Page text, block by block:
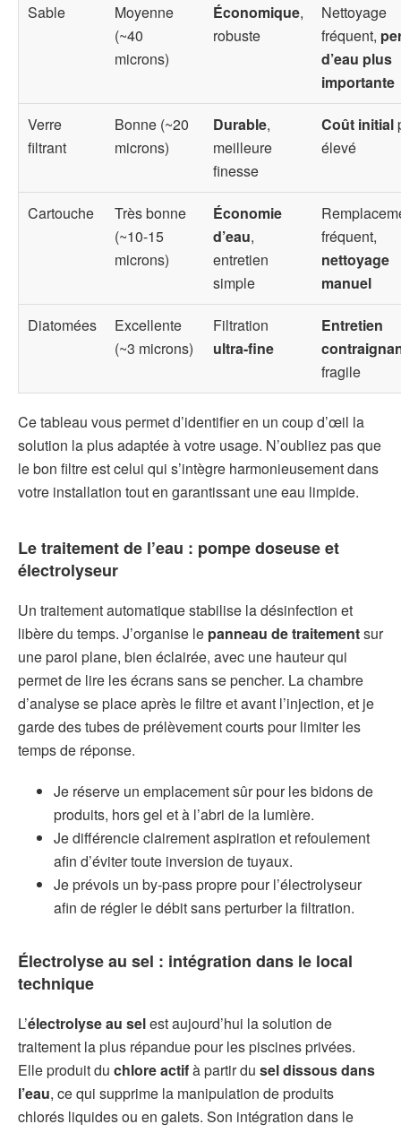
Sable
Moyenne
(~40
microns)
Économique,
robuste
Nettoyage
fréquent,
d’eau plus
importante
Verre
filtrant
Bonne (~20
microns)
Durable,
meilleure
finesse
Coût initial
élevé
Cartouche
Très bonne
(~10-15
microns)
Économie
d’eau,
entretien
simple
fréquent,
nettoyage
manuel
Diatomées
Excellente
(~3 microns)
Filtration
ultra-fine
Entretien
fragile
Ce tableau vous permet d’identifier en un coup d’œil la
solution la plus adaptée à votre usage. N’oubliez pas que
le bon filtre est celui qui s’intègre harmonieusement dans
votre installation tout en garantissant une eau limpide.
Le traitement de l’eau : pompe doseuseet
électrolyseur
Un traitement automatique stabilise la désinfection et
libère du temps. J’organise le panneau de traitementsur
une paroi plane, bien éclairée, avec une hauteur qui
permet de lire les écrans sans se pencher. La chambre
d’analyse se place après le filtre et avant l’injection, et je
garde des tubes de prélèvement courts pour limiter les
temps de réponse.
Je réserve un emplacement sûr pour les bidons de
produits, hors gel et à l’abri de la lumière.
Je différencie clairement aspiration et refoulement
afin d’éviter toute inversion de tuyaux.
Je prévois un by-pass propre pour l’électrolyseur
afin de régler le débit sans perturber la filtration.
Électrolyse au sel : intégration dans le local
technique
L’électrolyse au selest aujourd’hui la solution de
traitement la plus répandue pour les piscines privées.
Elle produit du chlore actifà partir du sel dissous dans
l’eau, ce qui supprime la manipulation de produits
chlorés liquides ou en galets. Son intégration dans le